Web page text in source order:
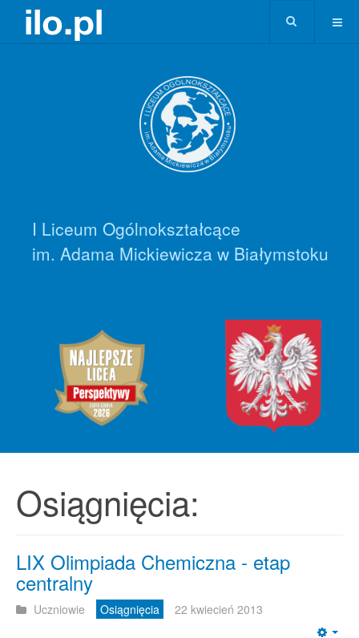
I Liceum Ogólnokształcące
im. Adama Mickiewicza w Białymstoku
Osiągnięcia:
LIX Olimpiada Chemiczna - etap
centralny
Uczniowie Osiągnięcia 22 kwiecień 2013